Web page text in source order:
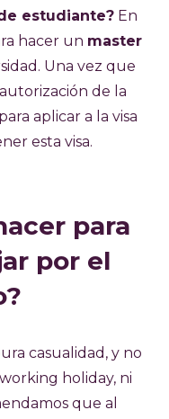
estudiante? En
hacer un master
Una vez que
de la
aplicar a la visa
esta visa.
para
por el
casualidad, y no
holiday, ni
que al